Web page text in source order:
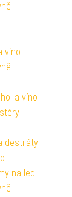
víno
a víno
destiláty
na led